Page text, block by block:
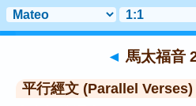
◄ 馬太福音
平行經文 (Parallel Verses)